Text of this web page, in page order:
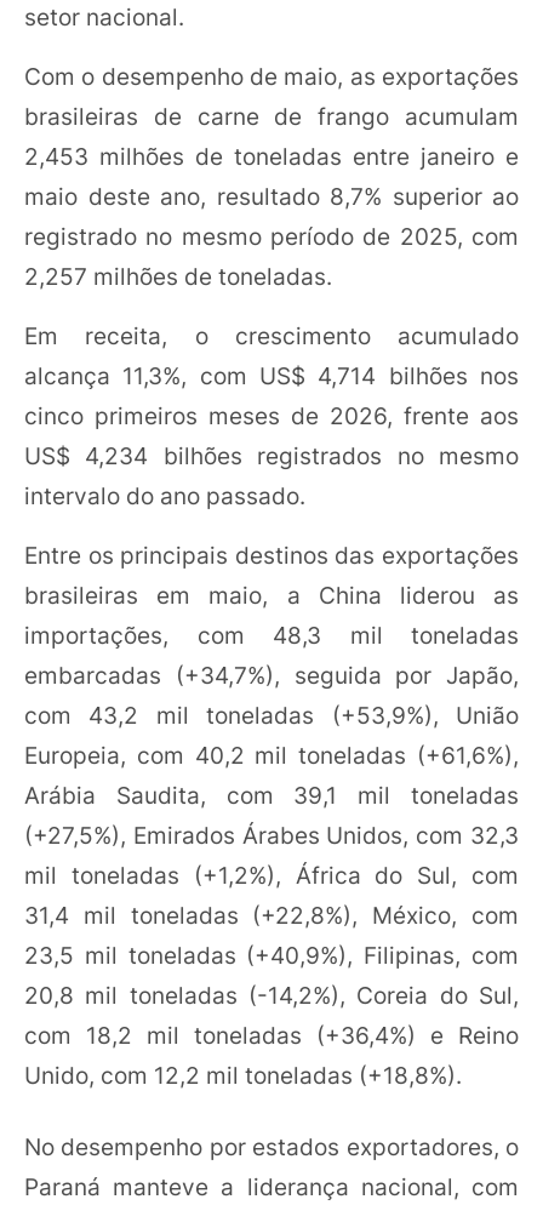
setor nacional.
Com o desempenho de maio, as exportações
brasileiras de carne de frango acumulam
2,453 milhões de toneladas entre janeiro e
maio deste ano, resultado 8,7% superior ao
registrado no mesmo período de 2025, com
2,257 milhões de toneladas.
Em receita, o crescimento acumulado
alcança 11,3%, com US$ 4,714 bilhões nos
cinco primeiros meses de 2026, frente aos
US$ 4,234 bilhões registrados no mesmo
intervalo do ano passado.
Entre os principais destinos das exportações
brasileiras em maio, a China liderou as
importações, com 48,3 mil toneladas
embarcadas (+34,7%), seguida por Japão,
com 43,2 mil toneladas (+53,9%), União
Europeia, com 40,2 mil toneladas (+61,6%),
Arábia Saudita, com 39,1 mil toneladas
(+27,5%), Emirados Árabes Unidos, com 32,3
mil toneladas (+1,2%), África do Sul, com
31,4 mil toneladas (+22,8%), México, com
23,5 mil toneladas (+40,9%), Filipinas, com
20,8 mil toneladas (-14,2%), Coreia do Sul,
com 18,2 mil toneladas (+36,4%) e Reino
Unido, com 12,2 mil toneladas (+18,8%).
No desempenho por estados exportadores, o
Paraná manteve a liderança nacional, com